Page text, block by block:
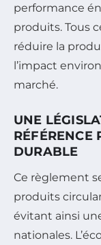
performance
produits. Tous
réduire la
l’impact
marché.
UNE
RÉFÉRENCE
DURABLE
Ce règlement
produits
évitant ainsi
nationales.